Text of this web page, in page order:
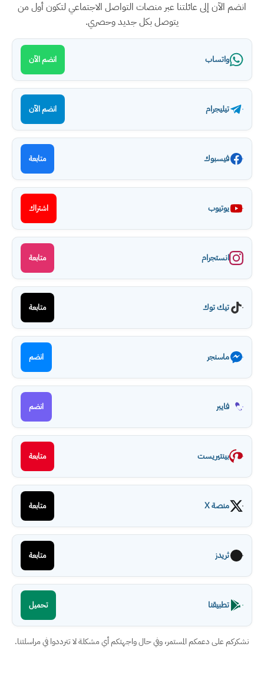
انضم الآن إلى عائلتنا عبر منصات التواصل الاجتماعي لتكون أول من
يتوصل بكل جديد وحصري.
واتساب انضم الآن
تيليجرام انضم الآن
فيسبوك متابعة
يوتيوب اشتراك
انستجرام متابعة
تيك توك متابعة
ماسنجر انضم
فايبر انضم
بينتيريست متابعة
منصة X متابعة
ثريدز متابعة
تطبيقنا تحميل
نشكركم على دعمكم المستمر، وفي حال واجهتكم أي مشكلة لا تترددوا في مراسلتنا.